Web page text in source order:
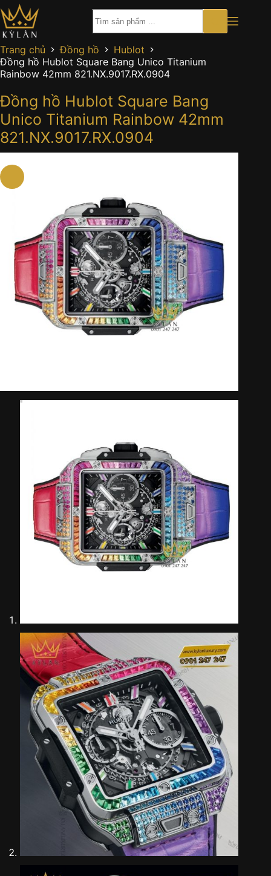
Chuyển
đến
phần
nội
dung
Trang chủ Đồng hồ
Hublot
Đồng hồ Hublot Square Bang Unico Titanium
Rainbow 42mm 821.NX.9017.RX.0904
Đồng hồ Hublot Square Bang
Unico Titanium Rainbow 42mm
821.NX.9017.RX.0904